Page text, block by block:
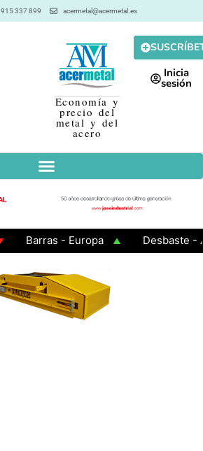
915 337 899 acermetal@acermetal.es
Economía y
precio del
metal y del
acero
Inicia
sesión
Barras - Europa
Desbaste - Asia